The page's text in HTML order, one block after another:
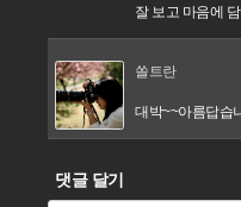
잘 보고 마음에
쏠트란
대박~~아름답습
댓글 달기